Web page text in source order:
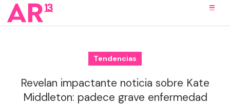
Tendencias
Revelan impactante noticia sobre Kate
Middleton: padece grave enfermedad